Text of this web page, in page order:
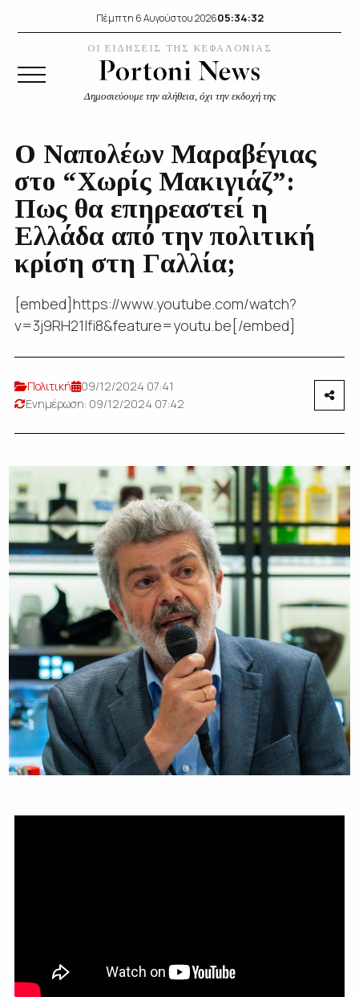
Πέμπτη 6 Αυγούστου 202605:34:33
ΟΙ ΕΙΔΗΣΕΙΣ ΤΗΣ ΚΕΦΑΛΟΝΙΑΣ
Δημοσιεύουμε την αλήθεια, όχι την εκδοχή της
Ο Ναπολέων Μαραβέγιας
στο “Χωρίς Μακιγιάζ”:
Πως θα επηρεαστεί η
Ελλάδα από την πολιτική
κρίση στη Γαλλία;
[embed]https://www.youtube.com/watch?
v=3j9RH21lfi8&feature=youtu.be[/embed]
Πολιτική
09/12/2024 07:41
Ενημέρωση: 09/12/2024 07:42